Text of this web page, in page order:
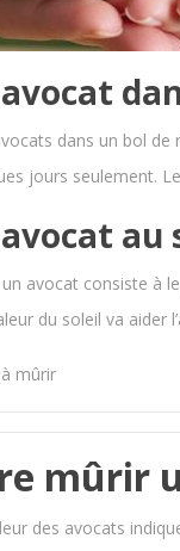
dans un bol
jours seulement.
au
avocat consiste à
du soleil va aider
mûrir
mûrir
des avocats